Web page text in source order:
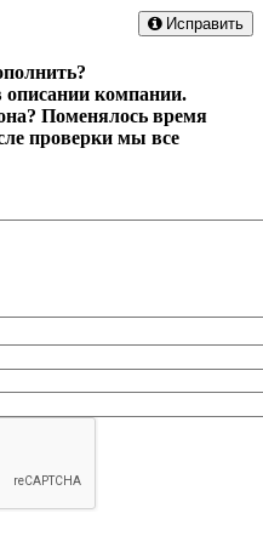
Исправить
описании компании.
Поменялось время
проверки мы все